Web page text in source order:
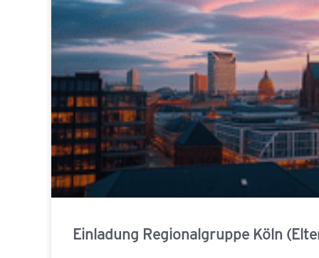
Einladung Regionalgruppe Köln